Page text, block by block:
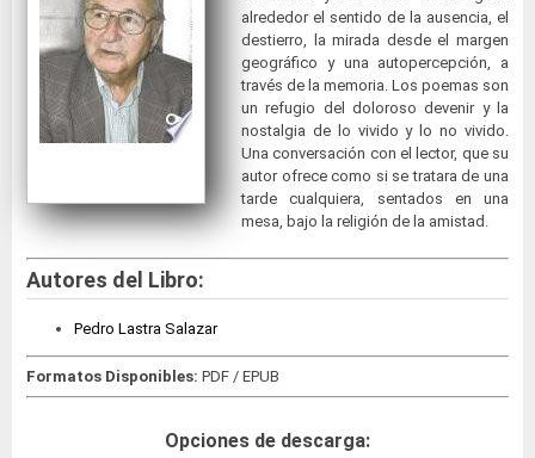
alrededor el sentido de la ausencia, el
destierro, la mirada desde el margen
geográfico y una autopercepción, a
través de la memoria. Los poemas son
un refugio del doloroso devenir y la
nostalgia de lo vivido y lo no vivido.
Una conversación con el lector, que su
autor ofrece como si se tratara de una
tarde cualquiera, sentados en una
mesa, bajo la religión de la amistad.
Autores del Libro:
Pedro Lastra Salazar
Formatos Disponibles: PDF / EPUB
Opciones de descarga: